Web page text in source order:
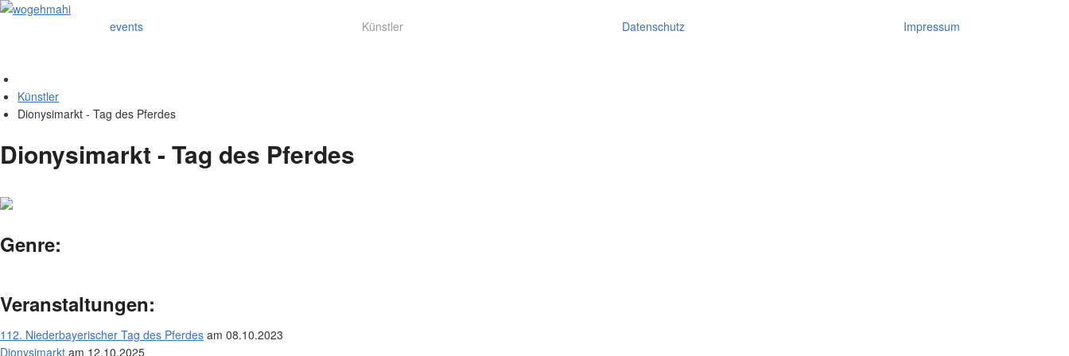
events Künstler Datenschutz Impressum
Künstler
Dionysimarkt - Tag des Pferdes
Dionysimarkt - Tag des Pferdes
Genre:
Veranstaltungen:
112. Niederbayerischer Tag des Pferdes am 08.10.2023
Dionysimarkt am 12.10.2025